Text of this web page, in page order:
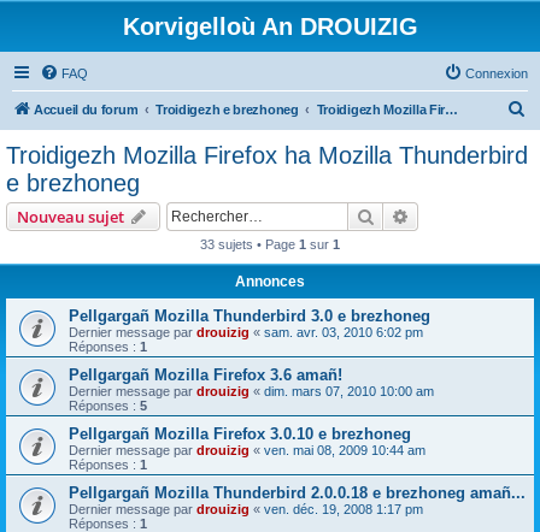
Korvigelloù An DROUIZIG
FAQ Connexion
Accueil du forum Troidigezh e brezhoneg Troidigezh Mozilla Firefox ha Mozilla Thunderbird e brezhoneg
Troidigezh Mozilla Firefox ha Mozilla Thunderbird
e brezhoneg
Nouveau sujet Rechercher
33 sujets • Page 1 sur 1
Annonces
Pellgargañ Mozilla Thunderbird 3.0 e brezhoneg
Dernier message par drouizig « sam. avr. 03, 2010 6:02 pm
Réponses : 1
Pellgargañ Mozilla Firefox 3.6 amañ!
Dernier message par drouizig « dim. mars 07, 2010 10:00 am
Réponses : 5
Pellgargañ Mozilla Firefox 3.0.10 e brezhoneg
Dernier message par drouizig « ven. mai 08, 2009 10:44 am
Réponses : 1
Pellgargañ Mozilla Thunderbird 2.0.0.18 e brezhoneg amañ...
Dernier message par drouizig « ven. déc. 19, 2008 1:17 pm
Réponses : 1